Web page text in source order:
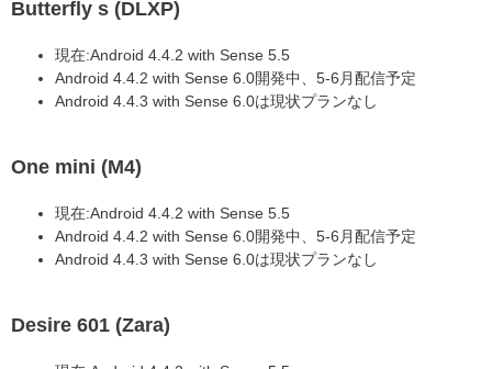
Butterfly s (DLXP)
現在:Android 4.4.2 with Sense 5.5
Android 4.4.2 with Sense 6.0開発中、5-6月配信予定
Android 4.4.3 with Sense 6.0は現状プランなし
One mini (M4)
現在:Android 4.4.2 with Sense 5.5
Android 4.4.2 with Sense 6.0開発中、5-6月配信予定
Android 4.4.3 with Sense 6.0は現状プランなし
Desire 601 (Zara)